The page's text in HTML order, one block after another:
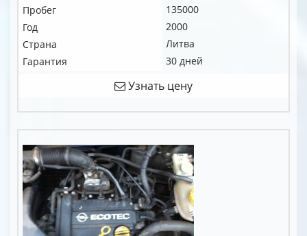
Пробег
135000
Год
2000
Страна
Литва
Гарантия
30 дней
Узнать цену